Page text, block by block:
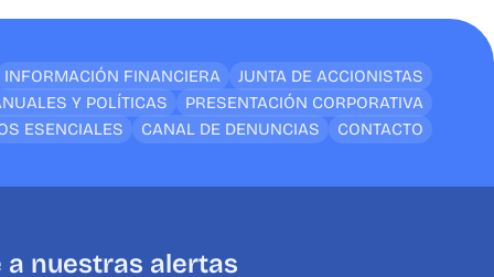
INFORMACIÓN FINANCIERA
JUNTA DE ACCIONISTAS
Y POLÍTICAS
PRESENTACIÓN CORPORATIVA
ESENCIALES
CANAL DE DENUNCIAS CONTACTO
a nuestras alertas